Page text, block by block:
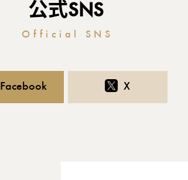
公式SNS
Official SNS
Facebook X